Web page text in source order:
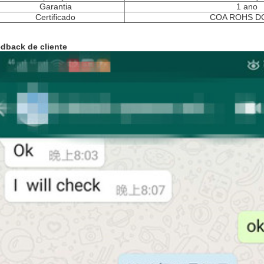
Garantia
1 ano
Certificado
COA ROHS
de cliente